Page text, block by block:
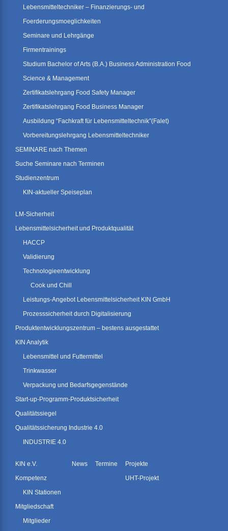
Lebensmitteltechniker – Finanzierungs- und
Foerderungsmoeglichkeiten
Seminare und Lehrgänge
Firmentrainings
Studium Bachelor of Arts (B.A.) Business Administration Food
Science & Management
Zertifikatslehrgang Food Safety Manager
Zertifikatslehrgang Food Business Manager
Ausbildung “Fachkraft für Lebensmitteltechnik”(Falet)
Vorbereitungslehrgang Lebensmitteltechniker
SEMINARE nach Themen
Suche Seminare nach Terminen
Studienzentrum
KIN-aktueller Speiseplan
LM-Sicherheit
Lebensmittelsicherheit und Produktqualität
HACCP
Validierung
Technologieentwicklung
Cook und Chill
Leistungs-Angebot Lebensmittelsicherheit KIN GmbH
Prozesssicherheit durch Digitalisierung
Produktentwicklungszentrum – bestens ausgestattet
KIN Analytik
Lebensmittel und Futtermittel
Trinkwasser
Verpackung und Bedarfsgegenstände
Start-up-Programm-Produktsicherheit
Qualitätssiegel
Qualitätssicherung Industrie 4.0
INDUSTRIE 4.0
KIN e.V.
Kompetenz
KIN Stationen
Mitgliedschaft
Mitglieder
News Termine
Projekte
UHT-Projekt